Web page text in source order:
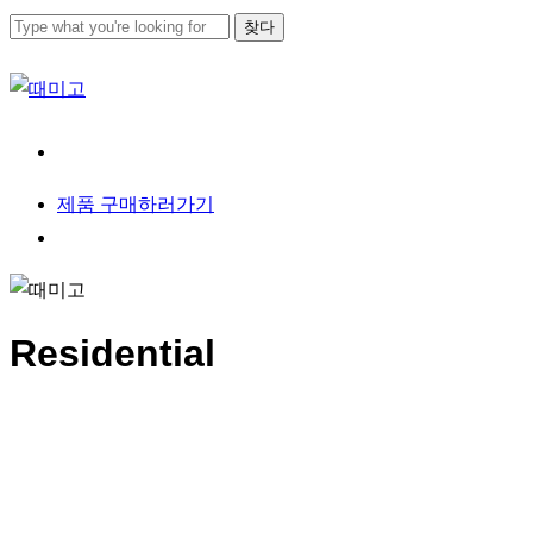
본문으로
찾다
검색
메뉴
제 품 구매하러 가기
Residential